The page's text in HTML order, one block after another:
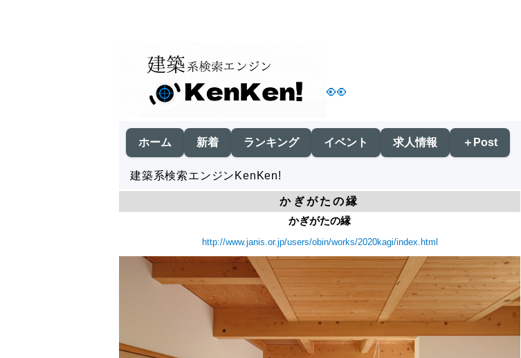
👀
ホーム 新着 ランキング イベント 求人情報 ＋Post
建築系検索エンジンKenKen!
かぎがたの縁
かぎがたの縁
http://www.janis.or.jp/users/obin/works/2020kagi/index.html